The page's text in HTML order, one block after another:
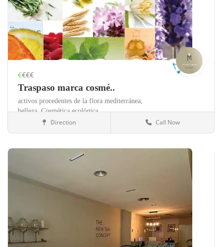
€€€€
Traspaso marca cosmé..
activos procedentes de la flora mediterránea,
belleza,Cosmética ecológica,
Salud y belleza
Guadalajara
Direction Call Now